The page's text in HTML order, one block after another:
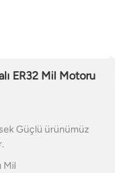
ER32 Mil Motoru
Güçlü ürünümüz
Mil